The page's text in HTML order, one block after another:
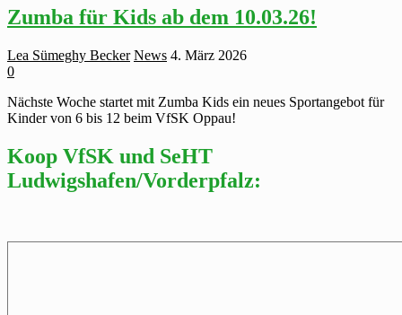
and
Strong
Ganzkörpertraining
Zumba für Kids ab dem 10.03.26!
Lea Sümeghy Becker News 4. März 2026
0
Nächste Woche startet mit Zumba Kids ein neues Sportangebot für
Kinder von 6 bis 12 beim VfSK Oppau!
Koop VfSK und SeHT
Ludwigshafen/Vorderpfalz: